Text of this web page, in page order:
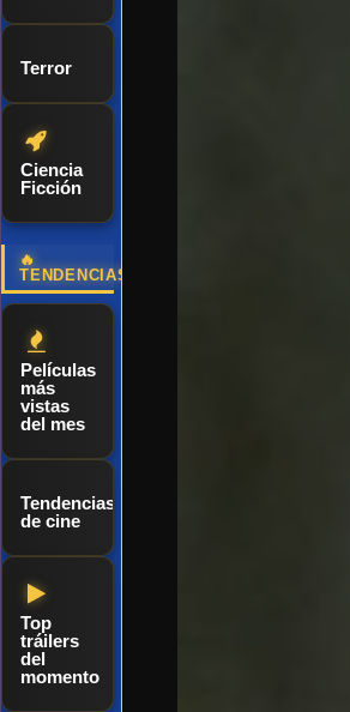
Terror
Ciencia
Ficción
🔥
TENDENCIAS
Películas
más
vistas
del mes
Tendencias
de cine
Top
tráilers
del
momento